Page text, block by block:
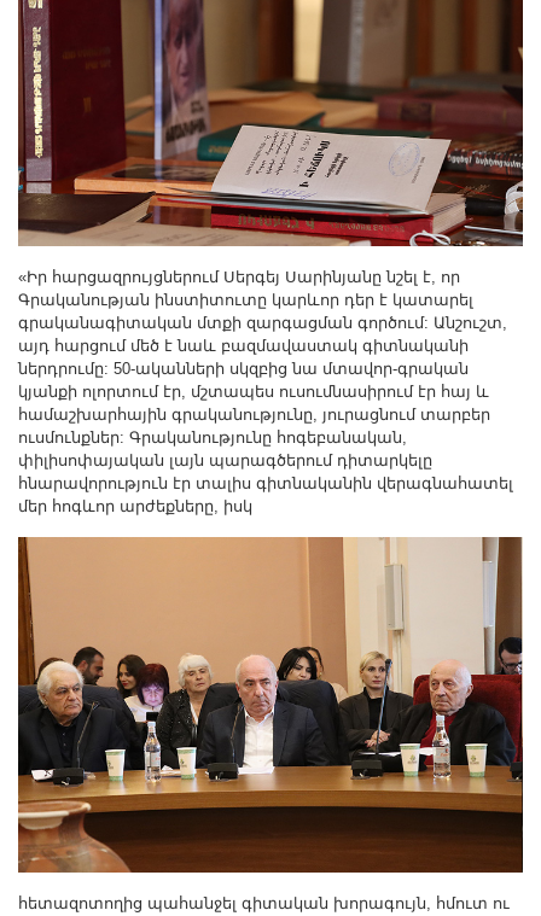
«Իր հարցազրույցներում Սերգեյ Սարինյանը նշել է, որ
Գրականության ինստիտուտը կարևոր դեր է կատարել
գրականագիտական մտքի զարգացման գործում: Անշուշտ,
այդ հարցում մեծ է նաև բազմավաստակ գիտնականի
ներդրումը: 50-ականների սկզբից նա մտավոր-գրական
կյանքի ոլորտում էր, մշտապես ուսումնասիրում էր հայ և
համաշխարհային գրականությունը, յուրացնում տարբեր
ուսմունքներ: Գրականությունը հոգեբանական,
փիլիսոփայական լայն պարագծերում դիտարկելը
հնարավորություն էր տալիս գիտնականին վերագնահատել
մեր հոգևոր արժեքները, իսկ
հետազոտողից պահանջել գիտական խորագույն, հմուտ ու